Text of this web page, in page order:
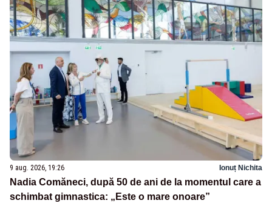
9 aug. 2026, 19:26 Ionuț Nichita
Nadia Comăneci, după 50 de ani de la momentul care a
schimbat gimnastica: „Este o mare onoare”